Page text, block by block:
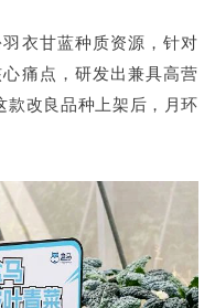
衣甘蓝种质资源，针对
痛点，研发出兼具高营
款改良品种上架后，月环